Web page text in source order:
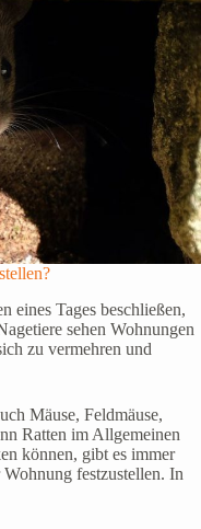
eines Tages beschließen,
sehen Wohnungen
zu vermehren und
Mäuse, Feldmäuse,
Ratten im Allgemeinen
können, gibt es immer
festzustellen. In